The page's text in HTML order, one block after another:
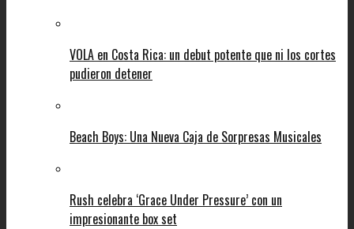
VOLA en Costa Rica: un debut potente que ni los cortes
pudieron detener
Beach Boys: Una Nueva Caja de Sorpresas Musicales
Rush celebra ‘Grace Under Pressure’ con un
impresionante box set